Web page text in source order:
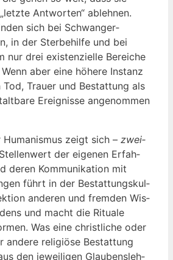
Ant­wor­ten“ ableh­nen.
sich bei Schwan­ger­
in der Ster­be­hil­fe und bei
nur drei exis­ten­zi­el­le Berei­che
aber eine höhe­re Instanz
Trau­er und Bestat­tung als
Ereig­nis­se ange­nom­men
zeigt sich – zwei­
der eige­nen Erfah­
deren Kom­mu­ni­ka­ti­on mit
führt in der Bestat­tungs­kul­
ande­ren und frem­den Wis­
und macht die Ritua­le
Was eine christ­li­che oder
ande­re reli­giö­se Bestat­tung
den jewei­li­gen Glau­bens­leh­